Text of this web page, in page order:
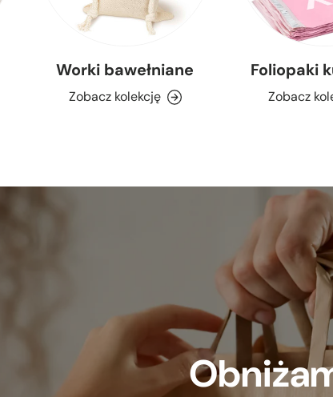
Worki bawełniane
Zobacz kolekcję
Foliopaki
Zobacz